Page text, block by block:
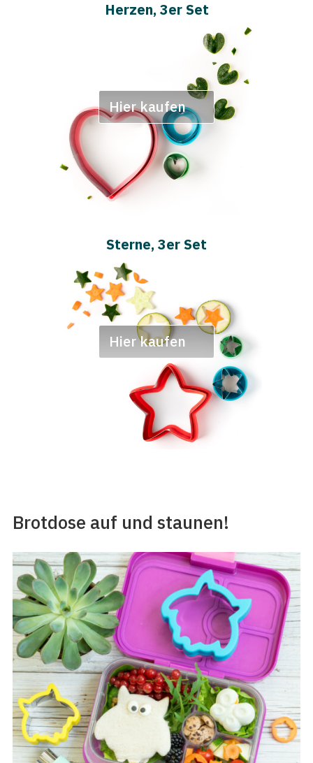
Herzen, 3er Set
Hier kaufen
Sterne, 3er Set
Hier kaufen
Brotdose auf und staunen!